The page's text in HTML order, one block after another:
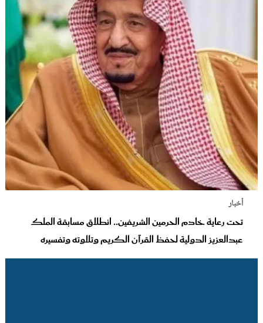
أخبار
تحت رعاية خادم الحرمين الشريفين.. انطلاق مسابقة الملك
عبدالعزيز الدولية لحفظ القرآن الكريم وتلاوته وتفسيره